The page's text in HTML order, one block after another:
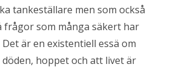
tankeställare men som också
frågor som många säkert har
är en existentiell essä om
hoppet och att livet är